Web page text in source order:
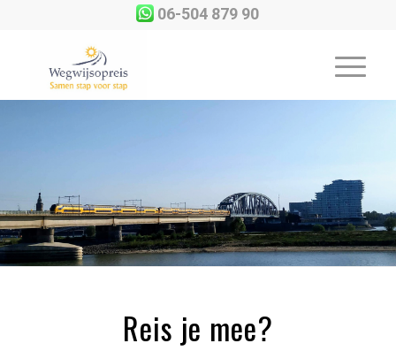
06-504 879 90
Reis je mee?